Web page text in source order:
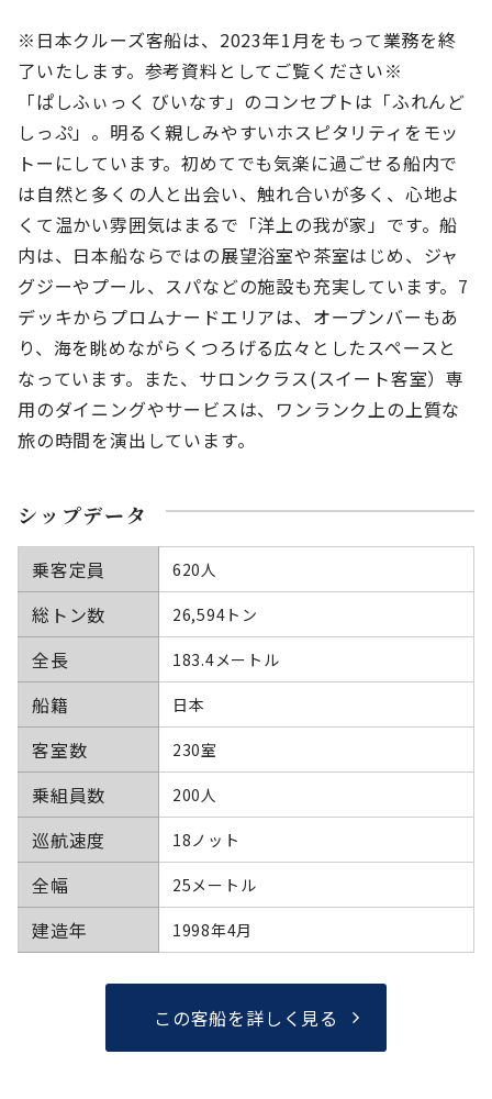
※日本クルーズ客船は、2023年1月をもって業務を終
了いたします。参考資料としてご覧ください※
「ぱしふぃっく びいなす」のコンセプトは「ふれんど
しっぷ」。明るく親しみやすいホスピタリティをモッ
トーにしています。初めてでも気楽に過ごせる船内で
は自然と多くの人と出会い、触れ合いが多く、心地よ
くて温かい雰囲気はまるで「洋上の我が家」です。船
内は、日本船ならではの展望浴室や茶室はじめ、ジャ
グジーやプール、スパなどの施設も充実しています。7
デッキからプロムナードエリアは、オープンバーもあ
り、海を眺めながらくつろげる広々としたスペースと
なっています。また、サロンクラス(スイート客室）専
用のダイニングやサービスは、ワンランク上の上質な
旅の時間を演出しています。
シップデータ
乗客定員 620人
総トン数 26,594トン
全長 183.4メートル
船籍 日本
客室数 230室
乗組員数 200人
巡航速度 18ノット
全幅 25メートル
建造年 1998年4月
この客船を詳しく見る